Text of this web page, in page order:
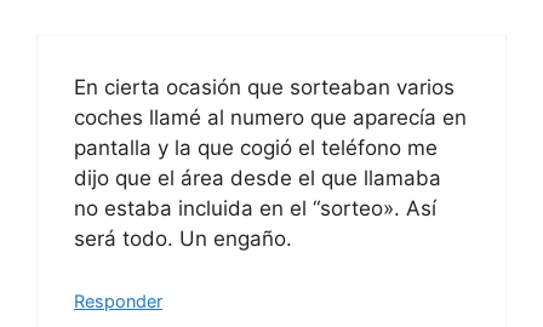
En cierta ocasión que sorteaban varios
coches llamé al numero que aparecía en
pantalla y la que cogió el teléfono me
dijo que el área desde el que llamaba
no estaba incluida en el “sorteo». Así
será todo. Un engaño.
Responder